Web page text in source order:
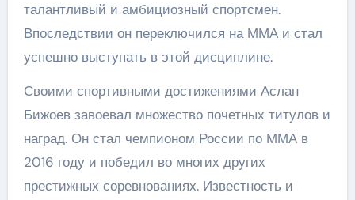
талантливый и амбициозный спортсмен.
Впоследствии он переключился на ММА и стал
успешно выступать в этой дисциплине.
Своими спортивными достижениями Аслан
Бижоев завоевал множество почетных титулов и
наград. Он стал чемпионом России по ММА в
2016 году и победил во многих других
престижных соревнованиях. Известность и